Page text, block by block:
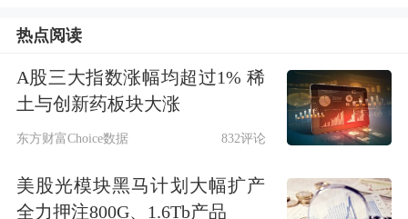
vivo等。目前公司形成了涵盖智能手
机、平板电脑、智能手表/手环、AI
PC、汽车电子、TWS耳机和XR产品的
布局体系。
从业绩层面来看，2024年公司实现营业
热点阅读
A股三大指数涨幅均超过1% 稀
土与创新药板块大涨
东方财富Choice数据 832评论
美股光模块黑马计划大幅扩产
全力押注800G、1.6Tb产品